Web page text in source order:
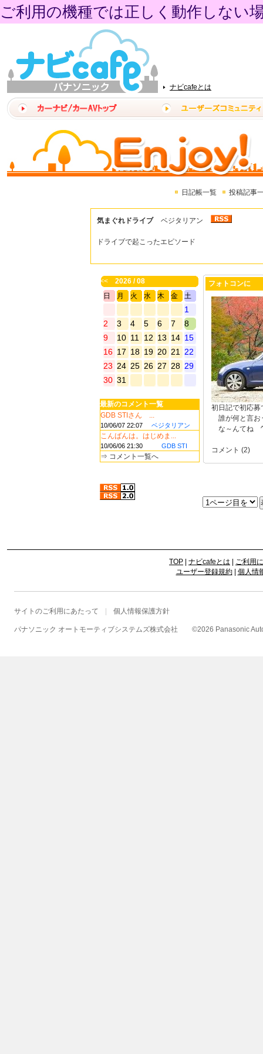
ご利用の機種では正しく動作しない
ナビcafeとは
日記帳一覧 投稿記事
気まぐれドライブ ベジタリアン
ドライブで起こったエピソード
<<
2026 / 08
日
月 火 水 木 金 土
1
2
3 4 5 6 7
8
9
10 11 12 13 14 15
16 17 18 19 20 21
22
23 24 25 26 27 28 29
30 31
最新のコメント一覧
GDB STIさん ...
10/06/07 22:07 ベジタリアン
こんばんは。はじめま...
10/06/06 21:30 GDB STI
⇒ コメント一覧へ
フォトコンに
初日記で初応募
誰が何と言お
な～んてね
コメント (2)
TOP ナビcafeとは
ご利用
ユーザー登録規約| 個人情
サイトのご利用にあたって 個人情報保護方針
パナソニック オートモーティブシステムズ株式会社 ©2026 Panasonic